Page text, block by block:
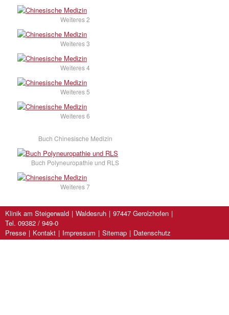
Weiteres 2
Weiteres 3
Weiteres 4
Weiteres 5
Weiteres 6
Buch Chinesische Medizin
Buch Polyneuropathie und RLS
Weiteres 7
Klinik am Steigerwald Waldesruh
97447 Gerolzhofen
Tel. 09382 / 949-0
Presse
Kontakt Impressum Sitemap Datenschutz